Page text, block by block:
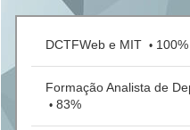
DCTFWeb e MIT • 100%
Formação Analista de
• 83%